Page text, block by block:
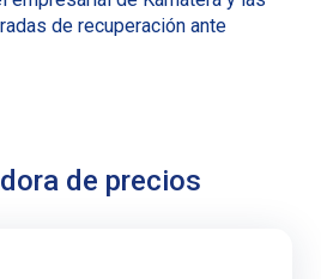
de recuperación ante
de precios